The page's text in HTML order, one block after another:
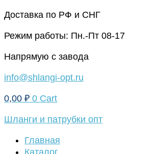
Перейти
содержимому
Доставка по РФ и СНГ
Режим работы: Пн.-Пт 08-17
Напрямую с завода
info@shlangi-opt.ru
0,00 ₽ 0 Cart
Шланги и патрубки опт
Главная
Каталог